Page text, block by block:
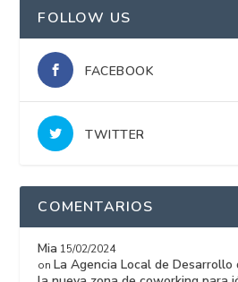
FOLLOW US
FACEBOOK
TWITTER
COMENTARIOS
Mia 15/02/2024
on La Agencia Local de